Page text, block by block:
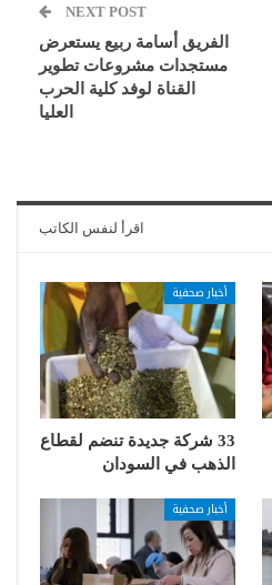
NEXT POST
الفريق أسامة ربيع يستعرض
مستجدات مشروعات تطوير
القناة لوفد كلية الحرب
العليا
اقرأ لنفس الكاتب
أخبار صحفية
33 شركة جديدة تنضم لقطاع
الذهب في السودان
أخبار صحفية